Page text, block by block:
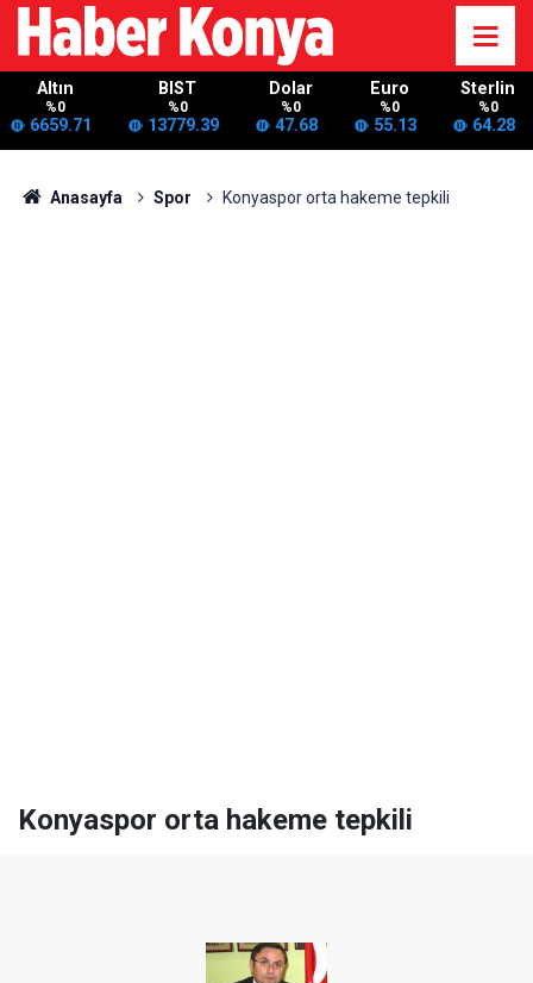
Altın
%0
6659.71
BIST
%0
13779.39
Dolar
%0
47.68
Euro
%0
55.13
Sterlin
%0
64.28
Anasayfa Spor Konyaspor orta hakeme tepkili
Konyaspor orta hakeme tepkili